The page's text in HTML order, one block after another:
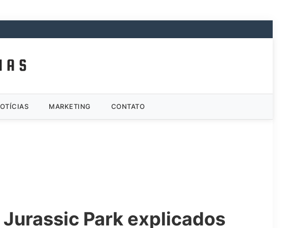
MARKETING CONTATO
Park explicados